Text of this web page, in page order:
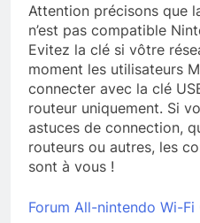
Attention précisons que
n’est pas compatible
Evitez la clé si vôtre
moment les utilisateurs
connecter avec la clé
routeur uniquement. Si
astuces de connection,
routeurs ou autres, les
sont à vous !
Forum All-nintendo Wi-Fi